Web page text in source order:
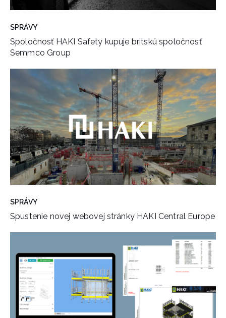
SPRÁVY
Spoločnosť HAKI Safety kupuje britskú spoločnosť
Semmco Group
SPRÁVY
Spustenie novej webovej stránky HAKI Central Europe